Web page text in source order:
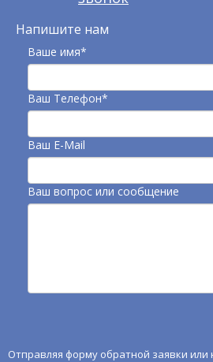
Напишите нам
Ваше имя*
Ваш Телефон*
Ваш E-Mail
Ваш вопрос или сообщение
Отправляя форму обратной заявки